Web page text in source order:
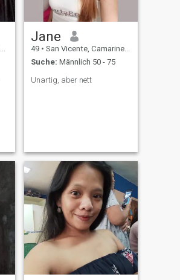
Jane
49 • San Vicente, Camarines Norte, Philippinen
Suche: Männlich 50 - 75
Unartig, aber nett